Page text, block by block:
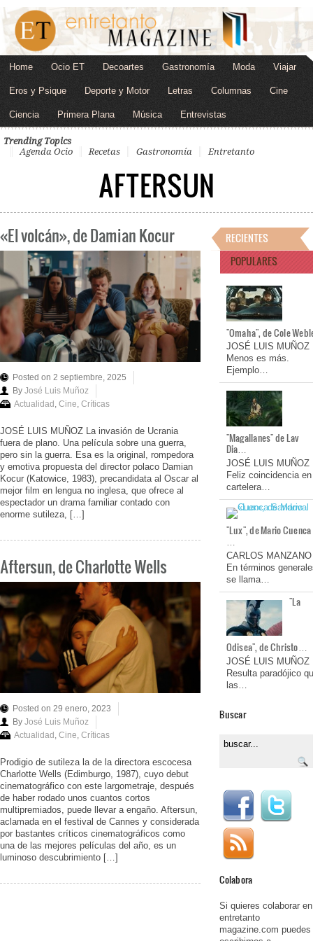
Home Ocio ET Decoartes Gastronomía Moda Viajar
Eros y Psique Deporte y Motor Letras Columnas Cine
Ciencia Primera Plana Música Entrevistas
Trending Topics
Agenda Ocio
Recetas Gastronomía Entretanto
AFTERSUN
«El volcán», de Damian Kocur
Posted on 2 septiembre, 2025
By José Luis Muñoz
Actualidad, Cine, Críticas
JOSÉ LUIS MUÑOZ La invasión de Ucrania
fuera de plano. Una película sobre una guerra,
pero sin la guerra. Esa es la original, rompedora
y emotiva propuesta del director polaco Damian
Kocur (Katowice, 1983), precandidata al Oscar al
mejor film en lengua no inglesa, que ofrece al
espectador un drama familiar contado con
enorme sutileza, […]
Aftersun, de Charlotte Wells
Posted on 29 enero, 2023
By José Luis Muñoz
Actualidad , Cine, Críticas
Prodigio de sutileza la de la directora escocesa
Charlotte Wells (Edimburgo, 1987), cuyo debut
cinematográfico con este largometraje, después
de haber rodado unos cuantos cortos
multipremiados, puede llevar a engaño. Aftersun,
aclamada en el festival de Cannes y considerada
por bastantes críticos cinematográficos como
una de las mejores películas del año, es un
luminoso descubrimiento […]
RECIENTES
POPULARES
"Omaha", de Cole
JOSÉ LUIS MUÑOZ
Menos es más.
Ejemplo…
"Magallanes" de Lav
Dia…
JOSÉ LUIS MUÑOZ
Feliz coincidencia en
cartelera…
"Lux", de Mario Cuenca
…
CARLOS MANZANO
En términos
se llama…
"La
Odisea", de Christo…
JOSÉ LUIS MUÑOZ
Resulta paradójico
las…
Buscar
Colabora
Si quieres colaborar en
entretanto
magazine.com puedes